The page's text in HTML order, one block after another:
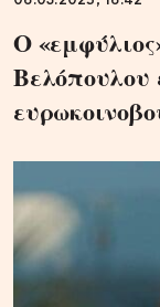
Ο
Βελόπουλου